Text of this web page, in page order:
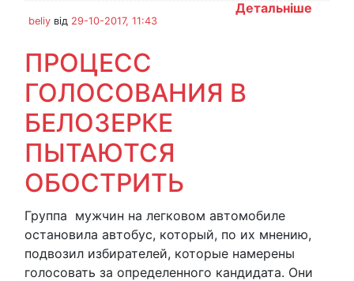
Детальніше
beliy від 29-10-2017, 11:43
ПРОЦЕСС
ГОЛОСОВАНИЯ В
БЕЛОЗЕРКЕ
ПЫТАЮТСЯ
ОБОСТРИТЬ
Группа мужчин на легковом автомобиле
остановила автобус, который, по их мнению,
подвозил избирателей, которые намерены
голосовать за определенного кандидата. Они